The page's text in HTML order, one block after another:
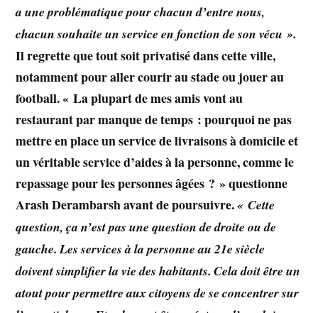
a une problématique pour chacun d’entre nous,
chacun souhaite un service en fonction de son vécu ».
Il regrette que tout soit privatisé dans cette ville,
notamment pour aller courir au stade ou jouer au
football. « La plupart de mes amis vont au
restaurant par manque de temps : pourquoi ne pas
mettre en place un service de livraisons à domicile et
un véritable service d’aides à la personne, comme le
repassage pour les personnes âgées ? » questionne
Arash Derambarshavant de poursuivre.« Cette
question, ça n’est pas une question de droite ou de
gauche. Les services à la personne au 21e siècle
doivent simplifier la vie des habitants. Cela doit être un
atout pour permettre aux citoyens de se concentrer sur